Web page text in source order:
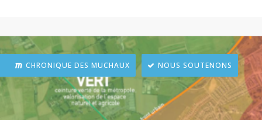
CHRONIQUE DES MUCHAUX NOUS SOUTENONS